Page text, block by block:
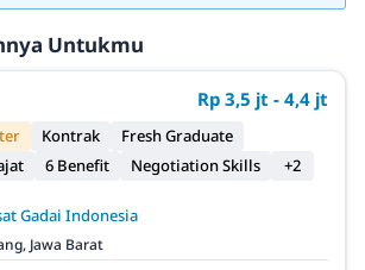
Untukmu
Rp 3,5 jt - 4,4 jt
Kontrak
Fresh Graduate
6 Benefit Negotiation Skills +2
Gadai Indonesia
Jawa Barat